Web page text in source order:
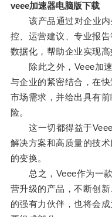
veee加速器电脑版下载
该产品通过对企业内
控、运营建议、专业报
数据化，帮助企业实现高
除此之外，Veee加速
与企业的紧密结合，在
市场需求，并给出具有
险。
这一切都得益于Veee
解决方案和高质量的技
的变换。
总之，Veee作为一款
营升级的产品，不断创
的强有力伙伴，也将会